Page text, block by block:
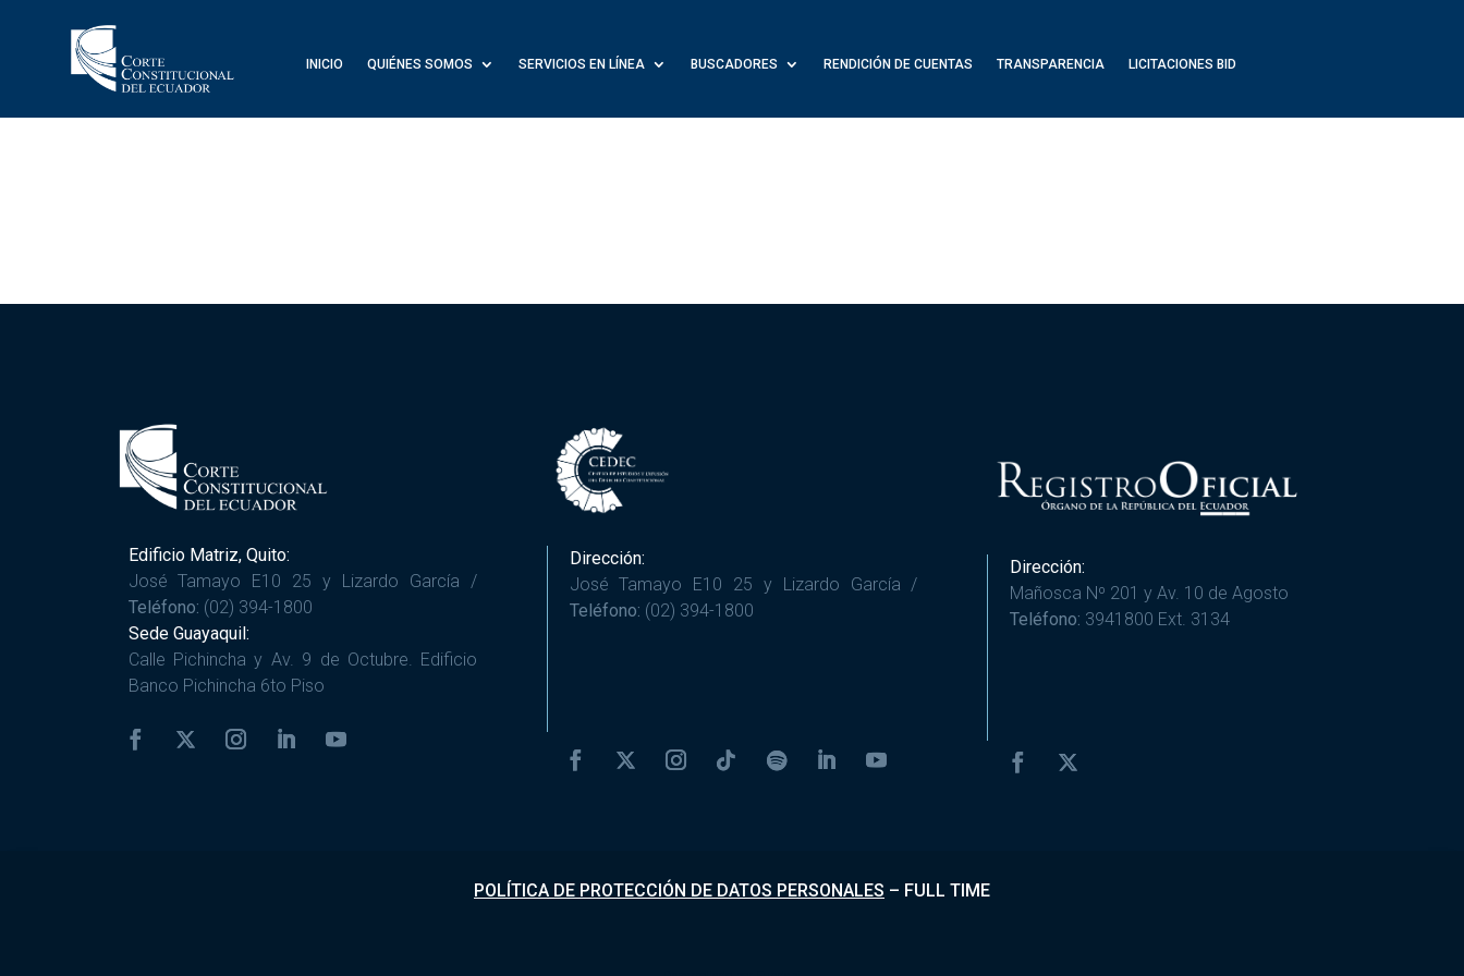
INICIO QUIÉNES SOMOS SERVICIOS EN LÍNEA BUSCADORES RENDICIÓN DE CUENTAS TRANSPARENCIA LICITACIONES BID
Edificio Matriz, Quito:
José Tamayo E10 25 y Lizardo García /
Teléfono: (02) 394-1800
Sede Guayaquil:
Calle Pichincha y Av. 9 de Octubre. Edificio
Banco Pichincha 6to Piso
Dirección:
José Tamayo E10 25 y Lizardo García /
Teléfono: (02) 394-1800
Dirección:
Mañosca Nº 201 y Av. 10 de Agosto
Teléfono: 3941800 Ext. 3134
POLÍTICA DE PROTECCIÓN DE DATOS PERSONALES – FULL TIME